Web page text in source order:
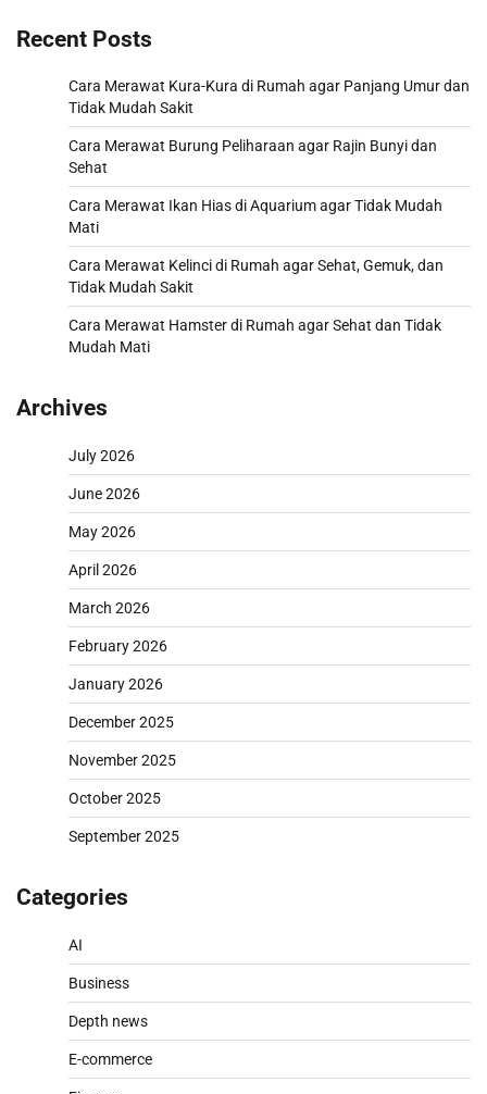
Recent Posts
Cara Merawat Kura-Kura di Rumah agar Panjang Umur dan
Tidak Mudah Sakit
Cara Merawat Burung Peliharaan agar Rajin Bunyi dan
Sehat
Cara Merawat Ikan Hias di Aquarium agar Tidak Mudah
Mati
Cara Merawat Kelinci di Rumah agar Sehat, Gemuk, dan
Tidak Mudah Sakit
Cara Merawat Hamster di Rumah agar Sehat dan Tidak
Mudah Mati
Archives
July 2026
June 2026
May 2026
April 2026
March 2026
February 2026
January 2026
December 2025
November 2025
October 2025
September 2025
Categories
AI
Business
Depth news
E-commerce